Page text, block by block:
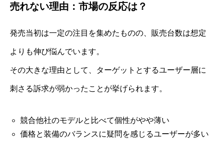
売れない理由：市場の反応は？
発売当初は一定の注目を集めたものの、販売台数は想定
よりも伸び悩んでいます。
その大きな理由として、ターゲットとするユーザー層に
刺さる訴求が弱かったことが挙げられます。
競合他社のモデルと比べて個性がやや薄い
価格と装備のバランスに疑問を感じるユーザーが多い